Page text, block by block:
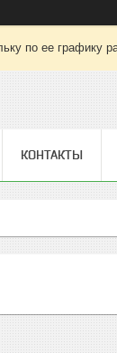
по ее
КОНТАКТЫ